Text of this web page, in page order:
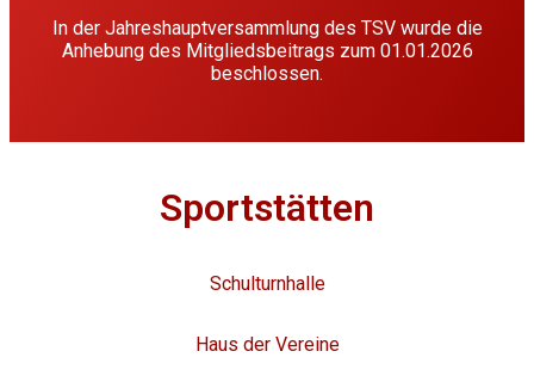
In der Jahreshauptversammlung des TSV wurde die
Anhebung des Mitgliedsbeitrags zum 01.01.2026
beschlossen.
Sportstätten
Schulturnhalle
Haus der Vereine